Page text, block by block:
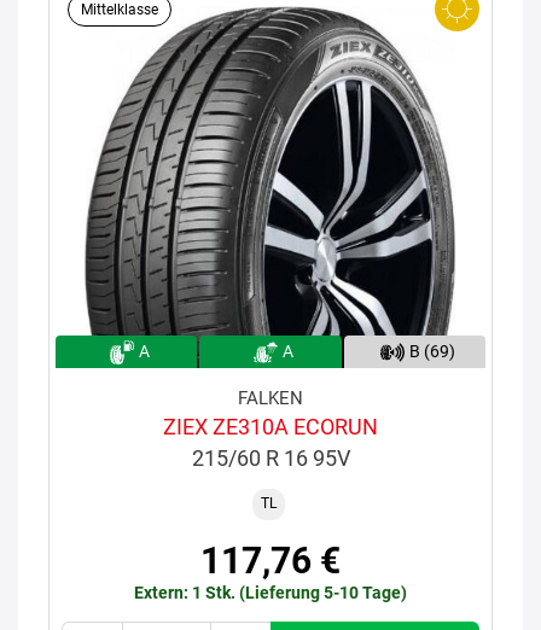
Mittelklasse
A A B (69)
FALKEN
ZIEX ZE310A ECORUN
215/60 R 16 95V
TL
117,76 €
Extern: 1 Stk. (Lieferung 5-10 Tage)